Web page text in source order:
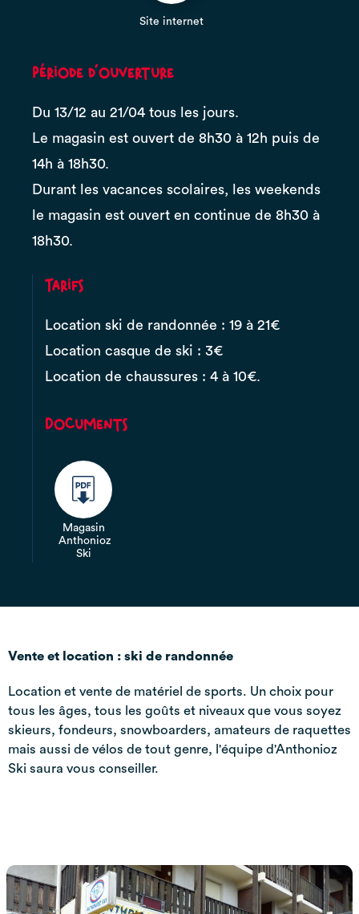
Site internet
Période d'ouverture
Du 13/12 au 21/04 tous les jours.
Le magasin est ouvert de 8h30 à 12h puis de
14h à 18h30.
Durant les vacances scolaires, les weekends
le magasin est ouvert en continue de 8h30 à
18h30.
Tarifs
Location ski de randonnée : 19 à 21€
Location casque de ski : 3€
Location de chaussures : 4 à 10€.
Documents
Magasin
Anthonioz
Ski
Vente et location : ski de randonnée
Location et vente de matériel de sports. Un choix pour
tous les âges, tous les goûts et niveaux que vous soyez
skieurs, fondeurs, snowboarders, amateurs de raquettes
mais aussi de vélos de tout genre, l'équipe d'Anthonioz
Ski saura vous conseiller.